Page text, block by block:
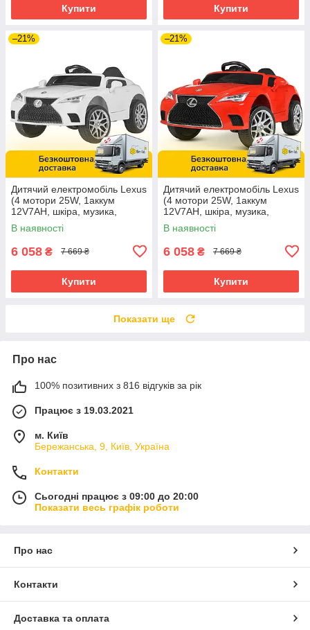
Купити Купити
–21%
Дитячий електромобіль Lexus
(4 мотори 25W, 1аккум
12V7AH, шкіра, музика,
світло, EVA) M 4824EBLR-1
В наявності
6 058 ₴ 7 669 ₴
Купити
–21%
Дитячий електромобіль Lexus
(4 мотори 25W, 1аккум
12V7AH, шкіра, музика,
світло, EVA) M 4824EBLR-3
Червоний
В наявності
6 058 ₴ 7 669 ₴
Купити
Показати ще
Про нас
100% позитивних з 816 відгуків за рік
Працює з 19.03.2021
м. Київ
Бережанська, 9, Київ, Україна
Контакти
Сьогодні працює з 09:00 до 20:00
Показати весь графік роботи
Про нас
Контакти
Доставка та оплата